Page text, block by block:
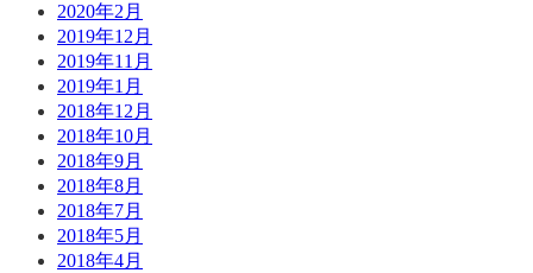
2020年2月
2019年12月
2019年11月
2019年1月
2018年12月
2018年10月
2018年9月
2018年8月
2018年7月
2018年5月
2018年4月